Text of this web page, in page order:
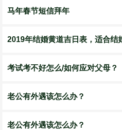
马年春节短信拜年
2019年结婚黄道吉日表，适合结
考试考不好怎么/如何应对父母？
老公有外遇该怎么办？
老公有外遇该怎么办？